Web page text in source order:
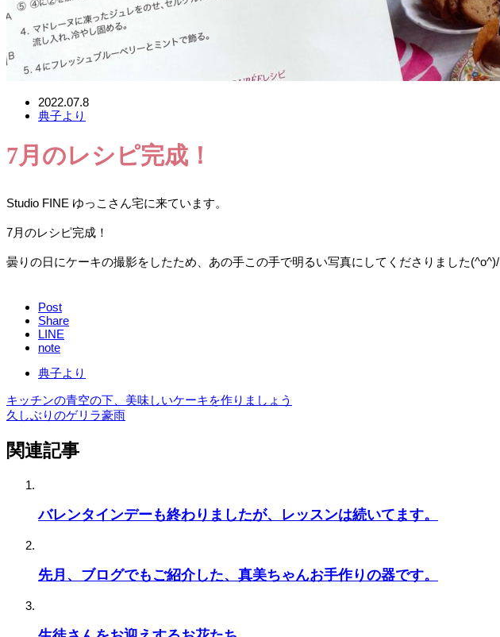
2022.07.8
典子より
7月のレシピ完成！
Studio FINE ゆっこさん宅に来ています。
7月のレシピ完成！
曇りの日にケーキの撮影をしたため、あの手この手で明るい写真にしてくださりました(^o^)/
Post
Share
LINE
note
典子より
キッチンの青空の下、美味しいケーキを作りましょう
久しぶりのゲリラ豪雨
関連記事
バレンタインデーも終わりましたが、レッスンは続いてます。
先月、ブログでもご紹介した、真美ちゃんお手作りの器です。